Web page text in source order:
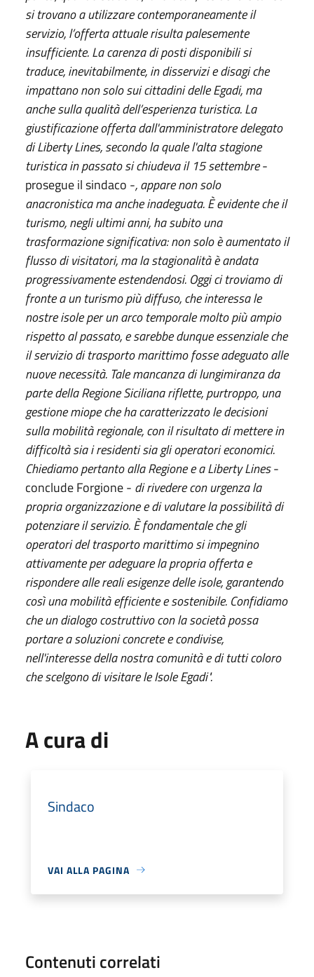
si trovano a utilizzarecontemporaneamente il
servizio, l’offerta attuale risulta palesemente
insufficiente. La carenza di posti disponibili si
traduce, inevitabilmente, in disservizi e disagi che
impattano non solo sui cittadini delle Egadi, ma
anche sulla qualità dell’esperienza turistica. La
giustificazione offerta dall'amministratore delegato
di Liberty Lines, secondo la quale l'alta stagione
turistica in passato si chiudeva il 15 settembre-
prosegue il sindaco -, appare non solo
anacronistica ma anche inadeguata. È evidente che il
turismo, negli ultimi anni, ha subito una
trasformazione significativa: non solo è aumentato il
flusso di visitatori, ma la stagionalità è andata
progressivamente estendendosi. Oggi ci troviamo di
fronte a un turismo più diffuso, che interessa le
nostre isole per un arco temporale molto più ampio
rispetto al passato, e sarebbe dunque essenziale che
il servizio di trasporto marittimo fosse adeguato alle
nuove necessità. Tale mancanza di lungimiranza da
parte della Regione Siciliana riflette, purtroppo, una
gestione miope che ha caratterizzato le decisioni
sulla mobilità regionale, con il risultato di mettere in
difficoltà sia i residenti sia gli operatori economici.
Chiediamo pertanto alla Regione e a Liberty Lines-
conclude Forgione - di rivedere con urgenza la
propria organizzazione e di valutare la possibilità di
potenziare il servizio. È fondamentale che gli
operatori del trasporto marittimo si impegnino
attivamente per adeguare la propria offerta e
rispondere alle reali esigenze delle isole, garantendo
così una mobilità efficiente e sostenibile. Confidiamo
che un dialogo costruttivo con la società possa
portare a soluzioni concrete e condivise,
nell'interesse della nostra comunità e di tutti coloro
che scelgono di visitare le Isole Egadi".
A cura di
Sindaco
VAI ALLA PAGINA
Contenuti correlati